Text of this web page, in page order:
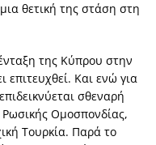
θετική της στάση στη
της Κύπρου στην
Και ενώ για
σθεναρή
Ομοσπονδίας,
Τουρκία. Παρά το